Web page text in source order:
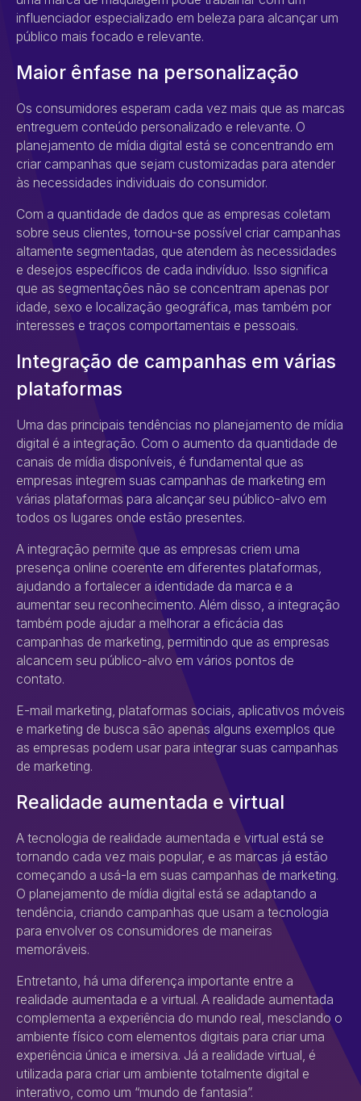
influenciador especializado em beleza para alcançar um
público mais focado e relevante.
Maior ênfase na personalização
Os consumidores esperam cada vez mais que as marcas
entreguem conteúdo personalizado e relevante. O
planejamento de mídia digital está se concentrando em
criar campanhas que sejam customizadas para atender
às necessidades individuais do consumidor.
Com a quantidade de dados que as empresas coletam
sobre seus clientes, tornou-se possível criar campanhas
altamente segmentadas, que atendem às necessidades
e desejos específicos de cada indivíduo. Isso significa
que as segmentações não se concentram apenas por
idade, sexo e localização geográfica, mas também por
interesses e traços comportamentais e pessoais.
Integração de campanhas em várias
plataformas
Uma das principais tendências no planejamento de mídia
digital é a integração. Com o aumento da quantidade de
canais de mídia disponíveis, é fundamental que as
empresas integrem suas campanhas de marketing em
várias plataformas para alcançar seu público-alvo em
todos os lugares onde estão presentes.
A integração permite que as empresas criem uma
presença online coerente em diferentes plataformas,
ajudando a fortalecer a identidade da marca e a
aumentar seu reconhecimento. Além disso, a integração
também pode ajudar a melhorar a eficácia das
campanhas de marketing, permitindo que as empresas
alcancem seu público-alvo em vários pontos de
contato.
E-mail marketing, plataformas sociais, aplicativos móveis
e marketing de busca são apenas alguns exemplos que
as empresas podem usar para integrar suas campanhas
de marketing.
Realidade aumentada e virtual
A tecnologia de realidade aumentada e virtual está se
tornando cada vez mais popular, e as marcas já estão
começando a usá-la em suas campanhas de marketing.
O planejamento de mídia digital está se adaptando a
tendência, criando campanhas que usam a tecnologia
para envolver os consumidores de maneiras
memoráveis.
Entretanto, há uma diferença importante entre a
realidade aumentada e a virtual. A realidade aumentada
complementa a experiência do mundo real, mesclando o
ambiente físico com elementos digitais para criar uma
experiência única e imersiva. Já a realidade virtual, é
utilizada para criar um ambiente totalmente digital e
interativo, como um “mundo de fantasia”.